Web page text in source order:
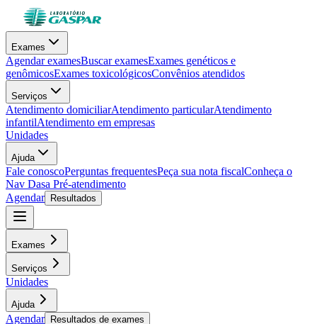
Exames
Agendar examesBuscar examesExames genéticos e
genômicosExames toxicológicosConvênios atendidos
Serviços
Atendimento domiciliarAtendimento particularAtendimento
infantilAtendimento em empresas
Unidades
Ajuda
Fale conoscoPerguntas frequentesPeça sua nota fiscalConheça o
Nav Dasa Pré-atendimento
Agendar
Resultados
Exames
Serviços
Unidades
Ajuda
Agendar Resultados de exames